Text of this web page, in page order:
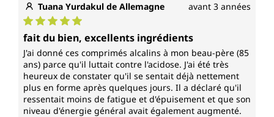
à une fonction thyroïdienne normale
à protéger les cellules contre le stress
oxydatif
au maintien de cheveux normaux et
d'ongles normaux
à une spermatogénèse normale
Le molybdène
Tuana Yurdakul de Allemagne avant 3 années
Note moyenne de 5 sur 5 étoiles
fait du bien, excellents ingrédients
J'ai donné ces comprimés alcalins à mon beau-père (85
ans) parce qu'il luttait contre l'acidose. J'ai été très
heureux de constater qu'il se sentait déjà nettement
plus en forme après quelques jours. Il a déclaré qu'il
ressentait moins de fatigue et d'épuisement et que son
niveau d'énergie général avait également augmenté.